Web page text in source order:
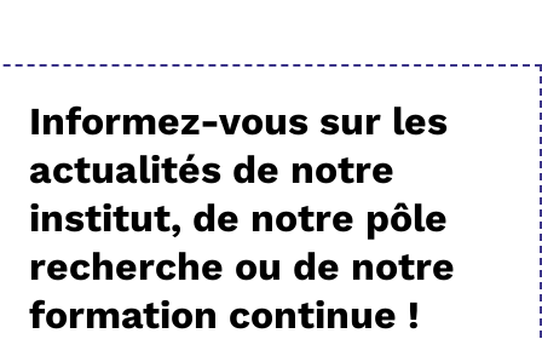
Informez-vous sur les
actualités de notre
institut, de notre pôle
recherche ou de notre
formation continue !